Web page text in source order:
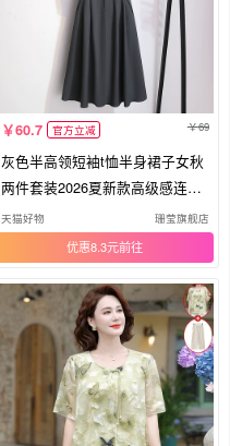
60.7 官方立减 69
灰色半高领短袖t恤半身裙子女秋
两件套装2026夏新款高级感连衣
裙
天猫好物 珊莹旗舰店
优惠8.3元